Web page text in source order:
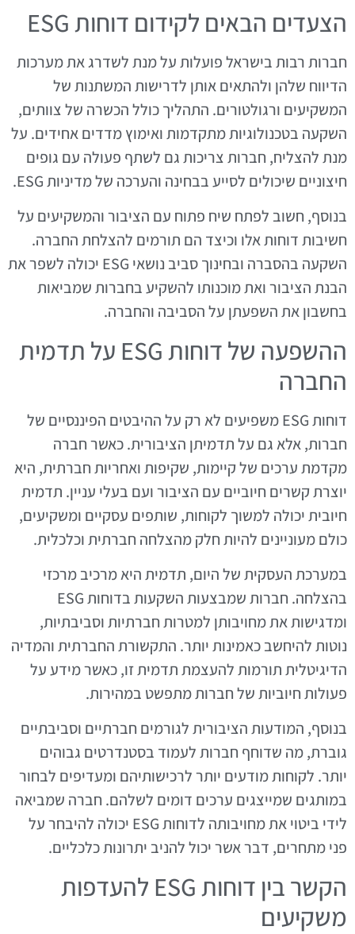
הצעדים הבאים לקידום דוחות ESG
חברות רבות בישראל פועלות על מנת לשדרג את מערכות
הדיווח שלהן ולהתאים אותן לדרישות המשתנות של
המשקיעים ורגולטורים. התהליך כולל הכשרה של צוותים,
השקעה בטכנולוגיות מתקדמות ואימוץ מדדים אחידים. על
מנת להצליח, חברות צריכות גם לשתף פעולה עם גופים
חיצוניים שיכולים לסייע בבחינה והערכה של מדיניות ESG.
בנוסף, חשוב לפתח שיח פתוח עם הציבור והמשקיעים על
חשיבות דוחות אלו וכיצד הם תורמים להצלחת החברה.
השקעה בהסברה ובחינוך סביב נושאי ESG יכולה לשפר את
הבנת הציבור ואת מוכנותו להשקיע בחברות שמביאות
בחשבון את השפעתן על הסביבה והחברה.
ההשפעה של דוחות ESG על תדמית
החברה
דוחות ESG משפיעים לא רק על ההיבטים הפיננסיים של
חברות, אלא גם על תדמיתן הציבורית. כאשר חברה
מקדמת ערכים של קיימות, שקיפות ואחריות חברתית, היא
יוצרת קשרים חיוביים עם הציבור ועם בעלי עניין. תדמית
חיובית יכולה למשוך לקוחות, שותפים עסקיים ומשקיעים,
כולם מעוניינים להיות חלק מהצלחה חברתית וכלכלית.
במערכת העסקית של היום, תדמית היא מרכיב מרכזי
בהצלחה. חברות שמבצעות השקעות בדוחות ESG
ומדגישות את מחויבותן למטרות חברתיות וסביבתיות,
נוטות להיחשב כאמינות יותר. התקשורת החברתית והמדיה
הדיגיטלית תורמות להעצמת תדמית זו, כאשר מידע על
פעולות חיוביות של חברות מתפשט במהירות.
בנוסף, המודעות הציבורית לגורמים חברתיים וסביבתיים
גוברת, מה שדוחף חברות לעמוד בסטנדרטים גבוהים
יותר. לקוחות מודעים יותר לרכישותיהם ומעדיפים לבחור
במותגים שמייצגים ערכים דומים לשלהם. חברה שמביאה
לידי ביטוי את מחויבותה לדוחות ESG יכולה להיבחר על
פני מתחרים, דבר אשר יכול להניב יתרונות כלכליים.
הקשר בין דוחות ESG להעדפות
משקיעים